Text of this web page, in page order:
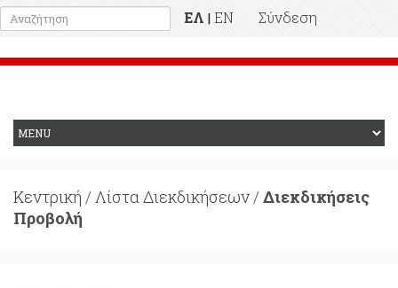
ΕΛ | EN
Σύνδεση
Κεντρική / Λίστα Διεκδικήσεων/ Διεκδικήσεις
Προβολή